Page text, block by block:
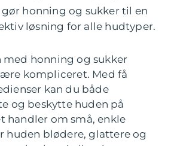
gør honning og sukker til en
løsning for alle hudtyper.
med honning og sukker
kompliceret. Med få
kan du både
og beskytte huden på
handler om små, enkle
huden blødere, glattere og